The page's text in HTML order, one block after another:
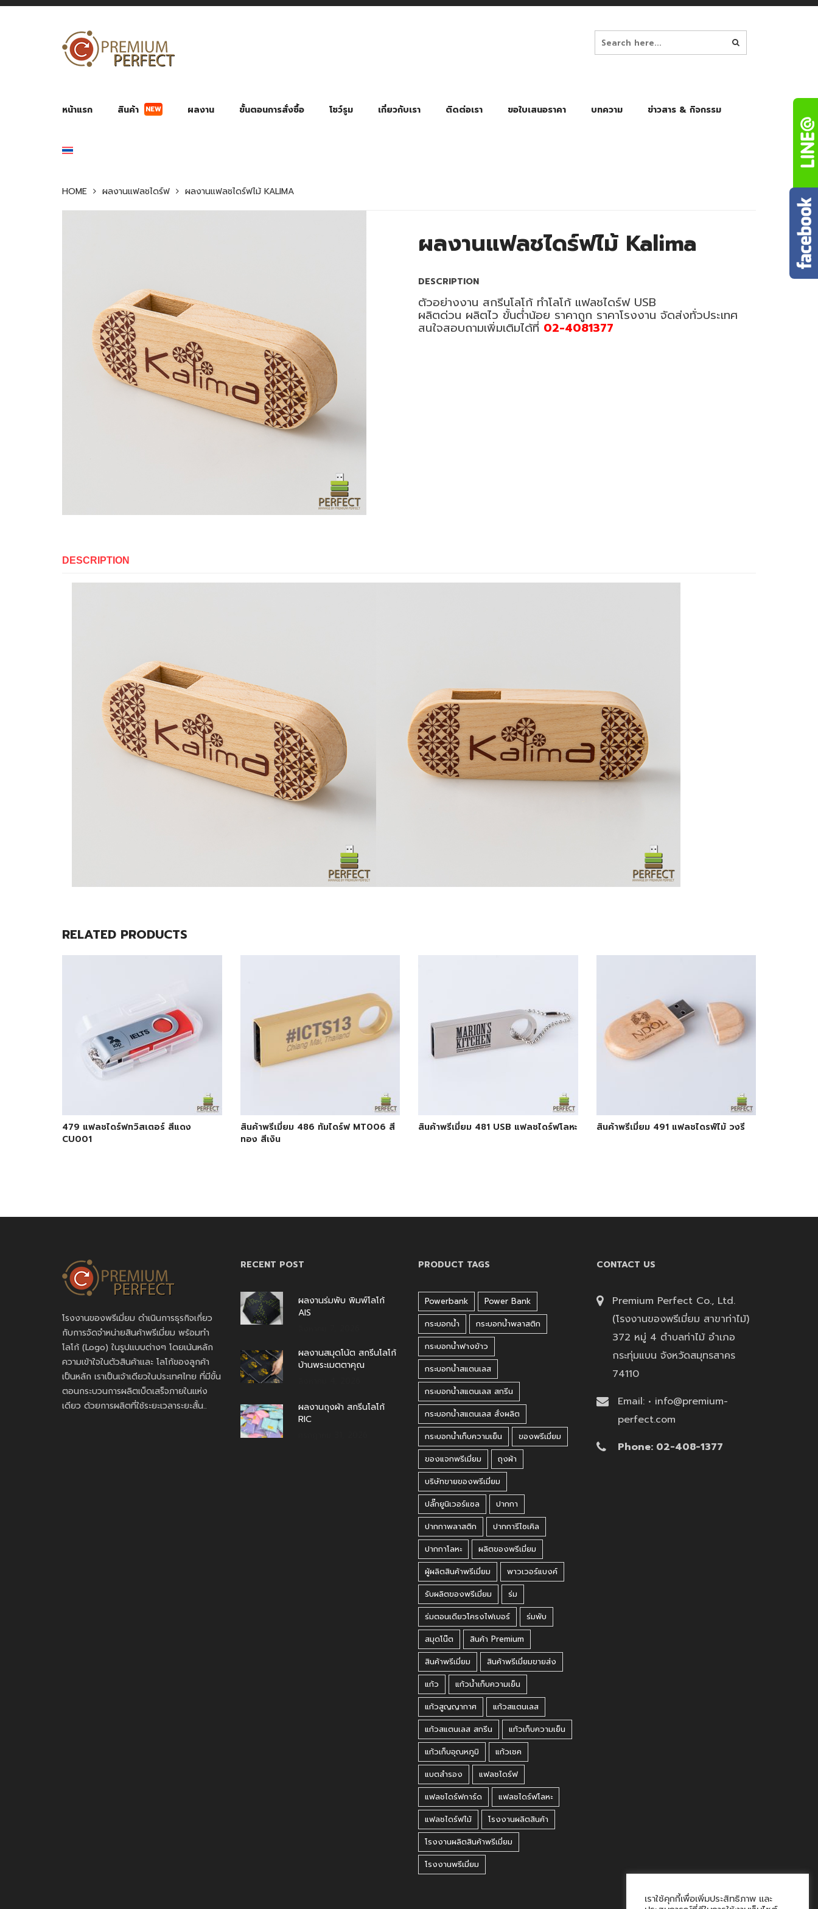
หน้าแรก สินค้า NEW ผลงาน ขั้นตอนการสั่งซื้อ โชว์รูม เกี่ยวกับเรา ติดต่อเรา ขอใบเสนอราคา บทความ ข่าวสาร & กิจกรรม
HOME ผลงานแฟลชไดร์ฟ ผลงานแฟลชไดร์ฟไม้ KALIMA
ผลงานแฟลชไดร์ฟไม้ Kalima
DESCRIPTION
ตัวอย่างงาน สกรีนโลโก้ ทำโลโก้ แฟลชไดร์ฟ USB
ผลิตด่วน ผลิตไว ขั้นต่ำน้อย ราคาถูก ราคาโรงงาน จัดส่งทั่วประเทศ
สนใจสอบถามเพิ่มเติมได้ที่ 02-4081377
DESCRIPTION
RELATED PRODUCTS
479 แฟลชไดร์ฟทวิสเตอร์ สีแดง
CU001
สินค้าพรีเมี่ยม 486 ทัมไดร์ฟ MT006 สี
ทอง สีเงิน
สินค้าพรีเมี่ยม 481 USB แฟลชไดร์ฟโลหะ สินค้าพรีเมี่ยม 491 แฟลชไดรฟ์ไม้ วงรี
โรงงานของพรีเมี่ยม ดำเนินการธุรกิจเกี่ยว
กับการจัดจำหน่ายสินค้าพรีเมี่ยม พร้อมทำ
โลโก้ (Logo) ในรูปแบบต่างๆ โดยเน้นหลัก
ความเข้าใจในตัวสินค้าและ โลโก้ของลูกค้า
เป็นหลัก เราเป็นเจ้าเดียวในประเทศไทย ที่มีขั้น
ตอนกระบวนการผลิตเบ็ดเสร็จภายในแห่ง
เดียว ด้วยการผลิตที่ใช้ระยะเวลาระยะสั้น..
RECENT POST
ผลงานร่มพับ พิมพ์โลโก้
AIS
ผลงานสมุดโน้ต สกรีนโลโก้
บ้านพระเมตตาคุณ
ผลงานถุงผ้า สกรีนโลโก้
RIC
PRODUCT TAGS
Powerbank
Power Bank
กระบอกน้ำ
กระบอกน้ำพลาสติก
กระบอกน้ำฟางข้าว
กระบอกน้ำสแตนเลส
กระบอกน้ำสแตนเลส สกรีน
กระบอกน้ำสแตนเลส สั่งผลิต
กระบอกน้ำเก็บความเย็น
ของพรีเมี่ยม
ของแจกพรีเมี่ยม
ถุงผ้า
บริษัทขายของพรีเมี่ยม
ปลั๊กยูนิเวอร์แซล
ปากกา
ปากกาพลาสติก
ปากการีไซเคิล
ปากกาโลหะ
ผลิตของพรีเมี่ยม
ผู้ผลิตสินค้าพรีเมี่ยม
พาวเวอร์แบงค์
รับผลิตของพรีเมี่ยม
ร่ม
ร่มตอนเดียวโครงไฟเบอร์
ร่มพับ
สมุดโน๊ต
สินค้า Premium
สินค้าพรีเมี่ยม
สินค้าพรีเมี่ยมขายส่ง
แก้ว
แก้วน้ำเก็บความเย็น
แก้วสูญญากาศ
แก้วสแตนเลส
แก้วสแตนเลส สกรีน
แก้วเก็บความเย็น
แก้วเก็บอุณหภูมิ
แก้วเชค
แบตสำรอง
แฟลชไดร์ฟ
แฟลชไดร์ฟการ์ด
แฟลชไดร์ฟโลหะ
แฟลชไดร์ฟไม้
โรงงานผลิตสินค้า
โรงงานผลิตสินค้าพรีเมี่ยม
โรงงานพรีเมี่ยม
CONTACT US
Premium Perfect Co., Ltd.
(โรงงานของพรีเมี่ยม สาขาท่าไม้)
372 หมู่ 4 ตำบลท่าไม้ อำเภอ
กระทุ่มแบน จังหวัดสมุทรสาคร
74110
Email: • info@premium-
perfect.com
Phone: 02-408-1377
เราใช้คุกกี้เพื่อเพิ่มประสิทธิภาพ และ